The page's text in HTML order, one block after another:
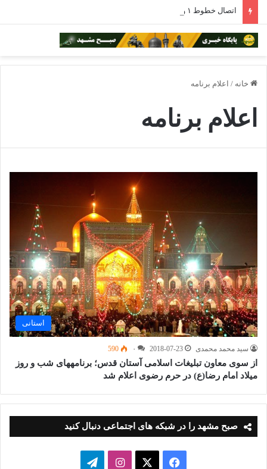
اتصال خطوط ۱ و ۳ مترو مشهد با افتتاح ایستگاه بسیج برقرار شد
خانه / اعلام برنامه
اعلام برنامه
استانی
سید محمد محمدی 2018-07-23 ۰ 590
از سوی معاون تبلیغات اسلامی آستان قدس؛ برنامه‎های شب و روز
میلاد امام رضا(ع) در حرم رضوی اعلام شد
صبح مشهد را در شبکه های اجتماعی دنبال کنید
فیسبوک ایکساینستاگرامتلگرام